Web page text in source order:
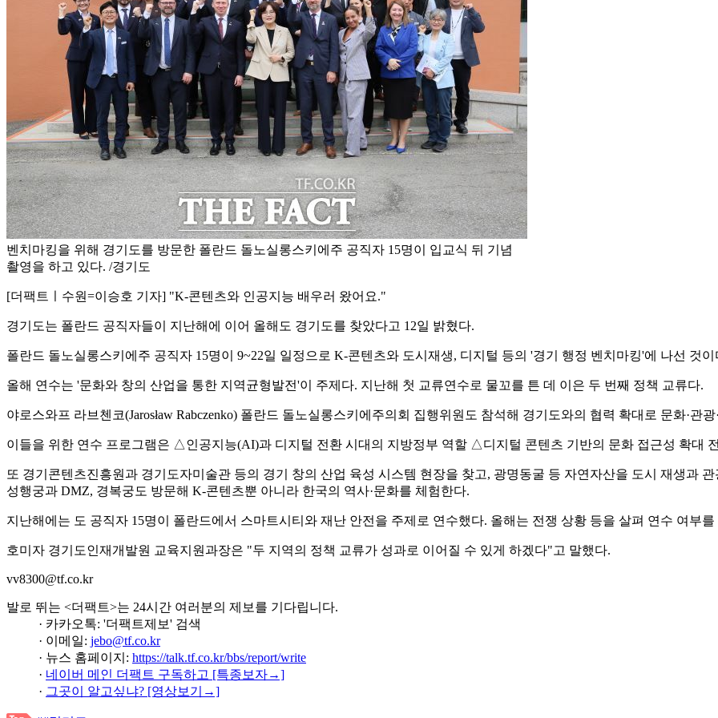
벤치마킹을 위해 경기도를 방문한 폴란드 돌노실롱스키에주 공직자 15명이 입교식 뒤 기념
촬영을 하고 있다. /경기도
[더팩트ㅣ수원=이승호 기자] "K-콘텐츠와 인공지능 배우러 왔어요."
경기도는 폴란드 공직자들이 지난해에 이어 올해도 경기도를 찾았다고 12일 밝혔다.
폴란드 돌노실롱스키에주 공직자 15명이 9~22일 일정으로 K-콘텐츠와 도시재생, 디지털 등의 '경기 행정 벤치마킹'에 나선 것이
올해 연수는 '문화와 창의 산업을 통한 지역균형발전'이 주제다. 지난해 첫 교류연수로 물꼬를 튼 데 이은 두 번째 정책 교류다.
야로스와프 라브첸코(Jarosław Rabczenko) 폴란드 돌노실롱스키에주의회 집행위원도 참석해 경기도와의 협력 확대로 문화·관
이들을 위한 연수 프로그램은 △인공지능(AI)과 디지털 전환 시대의 지방정부 역할 △디지털 콘텐츠 기반의 문화 접근성 확대
또 경기콘텐츠진흥원과 경기도자미술관 등의 경기 창의 산업 육성 시스템 현장을 찾고, 광명동굴 등 자연자산을 도시 재생과
성행궁과 DMZ, 경복궁도 방문해 K-콘텐츠뿐 아니라 한국의 역사·문화를 체험한다.
지난해에는 도 공직자 15명이 폴란드에서 스마트시티와 재난 안전을 주제로 연수했다. 올해는 전쟁 상황 등을 살펴 연수 여부
호미자 경기도인재개발원 교육지원과장은 "두 지역의 정책 교류가 성과로 이어질 수 있게 하겠다"고 말했다.
vv8300@tf.co.kr
발로 뛰는 <더팩트>는 24시간 여러분의 제보를 기다립니다.
· 카카오톡: '더팩트제보' 검색
· 이메일: jebo@tf.co.kr
· 뉴스 홈페이지: https://talk.tf.co.kr/bbs/report/write
· 네이버 메인 더팩트 구독하고 [특종보자→]
· 그곳이 알고싶냐? [영상보기→]